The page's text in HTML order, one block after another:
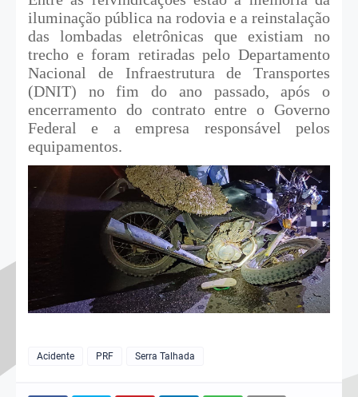
iluminação pública na rodovia e a reinstalação
das lombadas eletrônicas que existiam no
trecho e foram retiradas pelo Departamento
Nacional de Infraestrutura de Transportes
(DNIT) no fim do ano passado, após o
encerramento do contrato entre o Governo
Federal e a empresa responsável pelos
equipamentos.
Acidente PRF Serra Talhada